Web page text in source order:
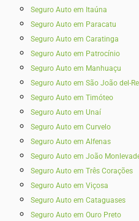
Seguro Auto em Itaúna
Seguro Auto em Paracatu
Seguro Auto em Caratinga
Seguro Auto em Patrocínio
Seguro Auto em Manhuaçu
Seguro Auto em São João del-
Seguro Auto em Timóteo
Seguro Auto em Unaí
Seguro Auto em Curvelo
Seguro Auto em Alfenas
Seguro Auto em João
Seguro Auto em Três Corações
Seguro Auto em Viçosa
Seguro Auto em Cataguases
Seguro Auto em Ouro Preto